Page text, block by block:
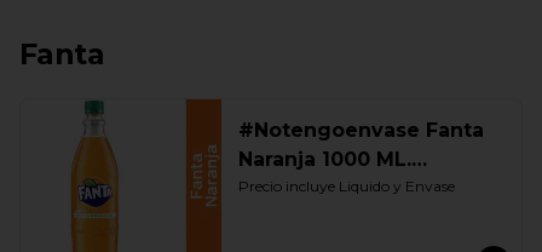
Fanta
#Notengoenvase Fanta
Naranja 1000 ML.
Retornable
Precio incluye Liquido y Envase